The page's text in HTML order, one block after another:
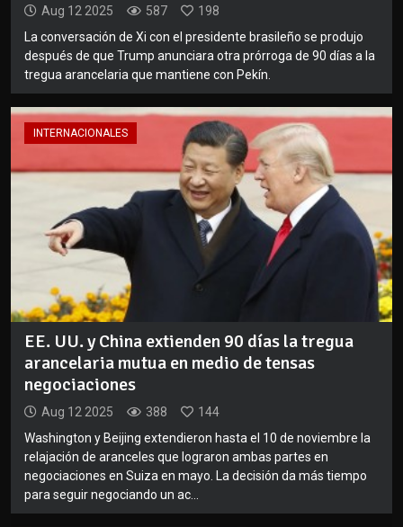
Aug 12 2025 587
198
La conversación de Xi con el presidente brasileño se produjo
después de que Trump anunciara otra prórroga de 90 días a la
tregua arancelaria que mantiene con Pekín.
INTERNACIONALES
EE. UU. y China extienden 90 días la tregua
arancelaria mutua en medio de tensas
negociaciones
Aug 12 2025 388
144
Washington y Beijing extendieron hasta el 10 de noviembre la
relajación de aranceles que lograron ambas partes en
negociaciones en Suiza en mayo. La decisión da más tiempo
para seguir negociando un ac...